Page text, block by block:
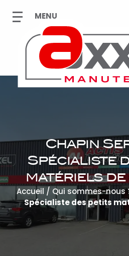
Chapin
Spécialiste
matériels
Accueil / Qui sommes-nous
Spécialiste des petits